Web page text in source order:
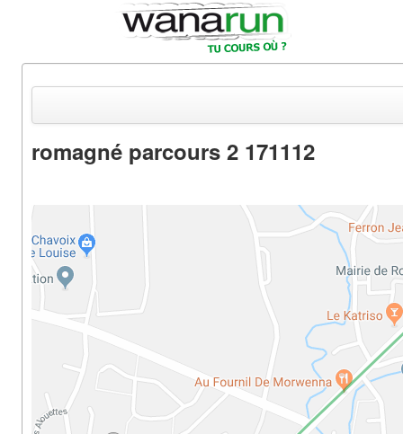
Equipements & Tests
Parcours & Courses
Outils & Réseaux
romagné parcours 2 171112